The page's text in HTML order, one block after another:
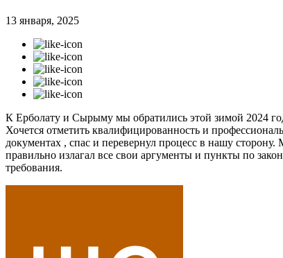
13 января, 2025
К Ерболату и Сырыму мы обратились этой зимой 2024
Хочется отметить квалифицированность и
документах , спас и перевернул процесс в нашу
правильно излагал все свои аргументы и пункты по
требования.